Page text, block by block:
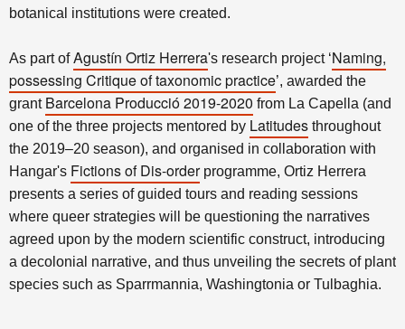
botanical institutions were created.
As part ofAgustín Ortiz Herrera's research project ‘Naming,
possessing Critique of taxonomic practice’, awarded the
grant Barcelona Producció 2019-2020 from La Capella (and
one of the three projects mentored by Latitudes throughout
the 2019–20 season), and organised in collaboration with
Hangar's Fictions of Dis-orderprogramme, Ortiz Herrera
presents a series of guided tours and reading sessions
where queer strategies will be questioning the narratives
agreed upon by the modern scientific construct, introducing
a decolonial narrative, and thus unveiling the secrets of plant
species such as Sparrmannia, Washingtonia or Tulbaghia.